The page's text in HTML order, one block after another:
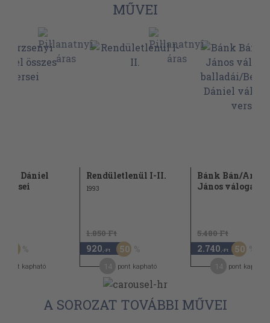
MŰVEI
Dániel
versei
pont kapható
Rendületlenül I-II.
1993
1.850 Ft
920 ,-Ft 50
pont kapható
Bánk Bán/Arany
János
5.480 Ft
2.740 ,-Ft 50
pont kapható
A SOROZAT TOVÁBBI MŰVEI